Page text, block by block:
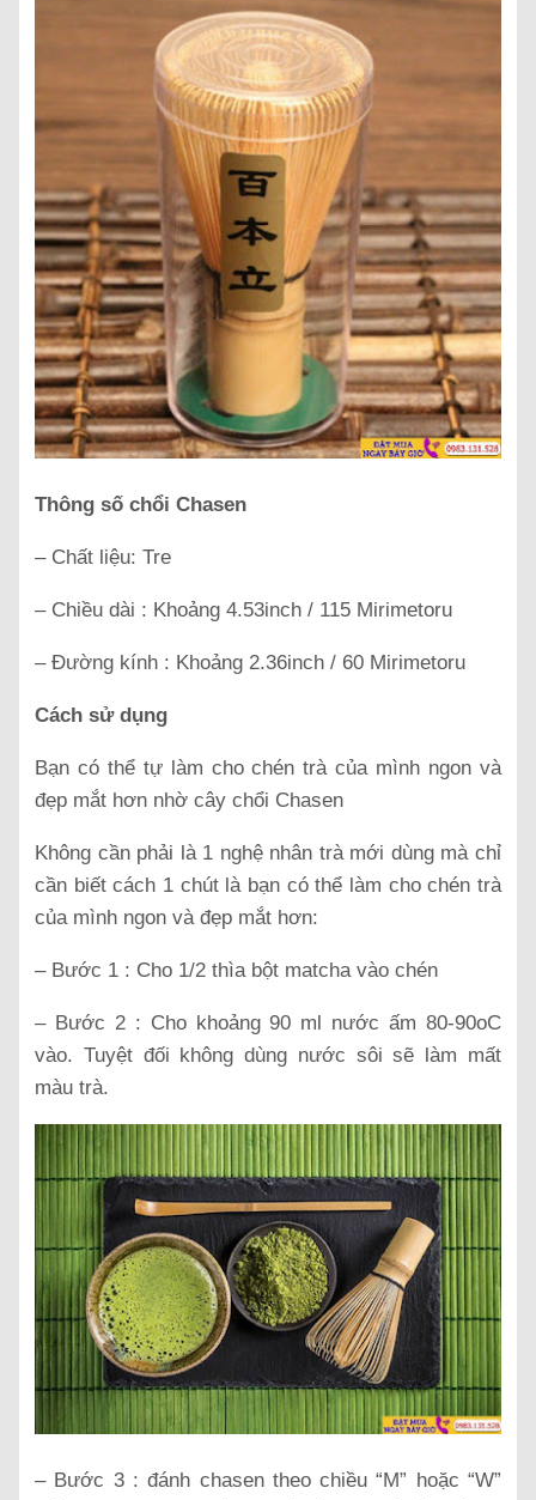
Thông số chổi Chasen
– Chất liệu: Tre
– Chiều dài : Khoảng 4.53inch / 115 Mirimetoru
– Đường kính : Khoảng 2.36inch / 60 Mirimetoru
Cách sử dụng
Bạn có thể tự làm cho chén trà của mình ngon và
đẹp mắt hơn nhờ cây chổi Chasen
Không cần phải là 1 nghệ nhân trà mới dùng mà chỉ
cần biết cách 1 chút là bạn có thể làm cho chén trà
của mình ngon và đẹp mắt hơn:
– Bước 1 : Cho 1/2 thìa bột matcha vào chén
– Bước 2 : Cho khoảng 90 ml nước ấm 80-90oC
vào. Tuyệt đối không dùng nước sôi sẽ làm mất
màu trà.
– Bước 3 : đánh chasen theo chiều “M” hoặc “W”